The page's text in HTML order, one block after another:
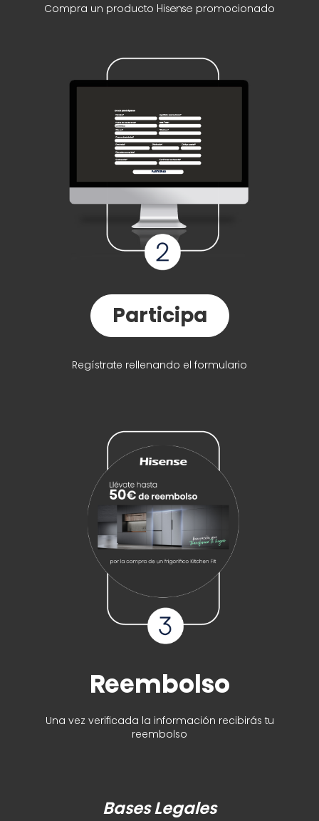
Compra un producto Hisense promocionado
Participa
Regístrate rellenando el formulario
Reembolso
Una vez verificada la información recibirás tu
reembolso
Bases Legales